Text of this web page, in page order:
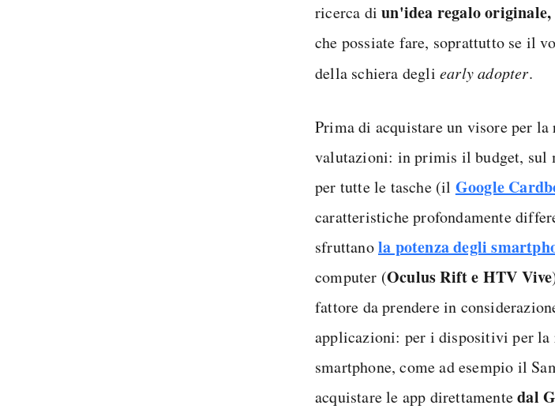
ricerca diun'idea regalo originale,
che possiate fare, soprattutto se il
della schiera degli early adopter.
Prima di acquistare un visore per
valutazioni: in primis il budget, sul
per tutte le tasche (il Google
caratteristiche profondamente
sfruttanola potenza degli
computer (Oculus Rift e HTV Vive
fattore da prendere in
applicazioni: per i dispositivi per
smartphone, come ad esempio il
acquistare le app direttamentedal